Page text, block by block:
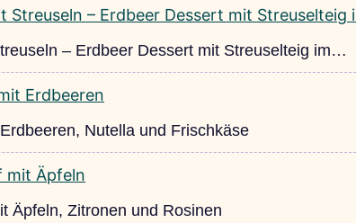
– Erdbeer Dessert mit Streuselteig im…
Nutella und Frischkäse
Äpfeln, Zitronen und Rosinen